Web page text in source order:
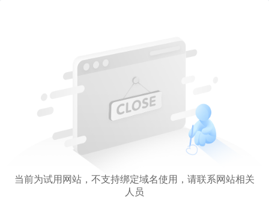
当前为试用网站，不支持绑定域名使用，请联系网站相关
人员